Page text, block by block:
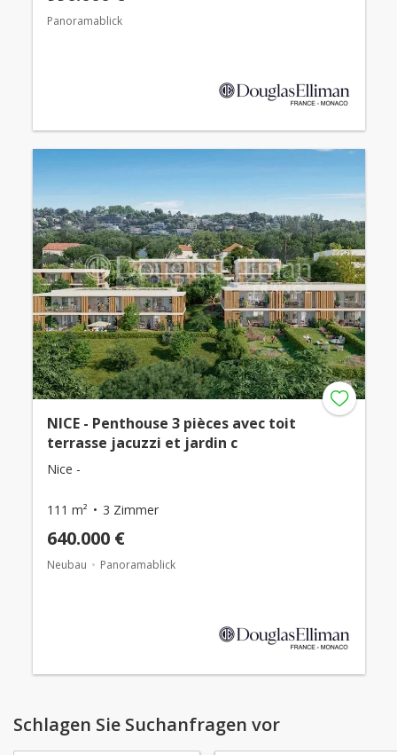
Panoramablick
NICE - Penthouse 3 pièces avec toit
terrasse jacuzzi et jardin c
Nice -
111 m² 3 Zimmer
640.000 €
Neubau Panoramablick
Schlagen Sie Suchanfragen vor